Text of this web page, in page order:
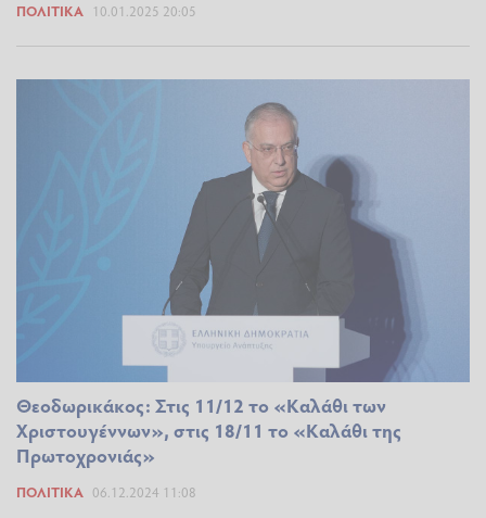
ΠΟΛΙΤΙΚΆ 10.01.2025 20:05
Θεοδωρικάκος: Στις 11/12 το «Καλάθι των
Χριστουγέννων», στις 18/11 το «Καλάθι της
Πρωτοχρονιάς»
ΠΟΛΙΤΙΚΆ 06.12.2024 11:08